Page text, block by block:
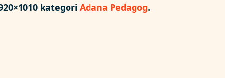
kategori Adana Pedagog.